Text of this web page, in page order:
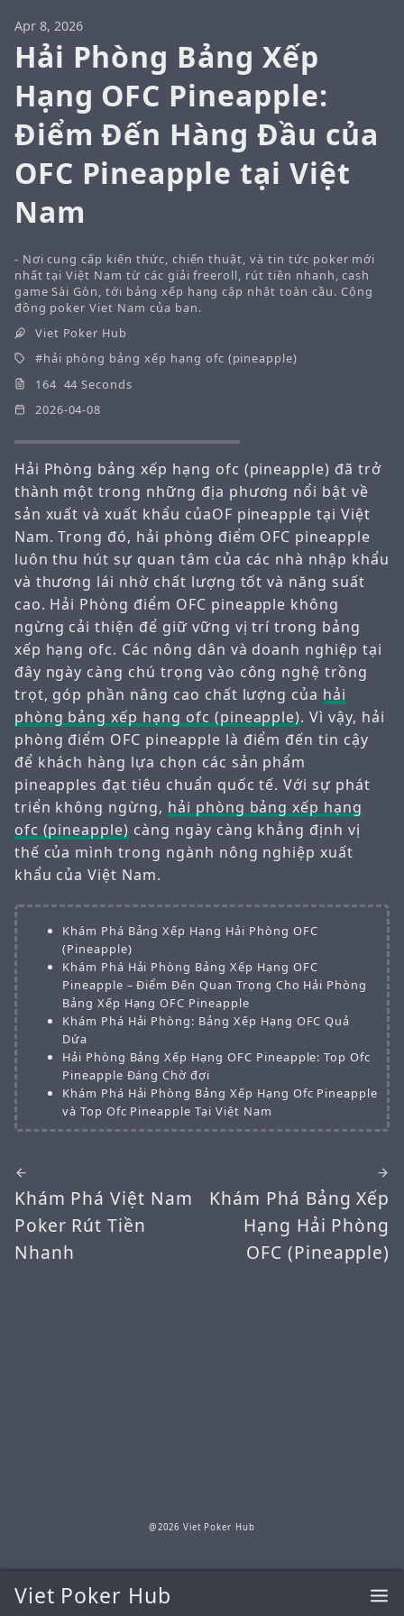
Viet Poker Hub
Apr 8, 2026
Hải Phòng Bảng Xếp
Hạng OFC Pineapple:
Điểm Đến Hàng Đầu của
OFC Pineapple tại Việt
Nam
- Nơi cung cấp kiến thức, chiến thuật, và tin tức poker mới
nhất tại Việt Nam từ các giải freeroll, rút tiền nhanh, cash
game Sài Gòn, tới bảng xếp hạng cập nhật toàn cầu. Cộng
đồng poker Viet Nam của bạn.
Viet Poker Hub
hải phòng bảng xếp hạng ofc (pineapple)
164 44 Seconds
2026-04-08
Hải Phòng bảng xếp hạng ofc (pineapple) đã trở
thành một trong những địa phương nổi bật về
sản xuất và xuất khẩu củaOF pineapple tại Việt
Nam. Trong đó, hải phòng điểm OFC pineapple
luôn thu hút sự quan tâm của các nhà nhập khẩu
và thương lái nhờ chất lượng tốt và năng suất
cao. Hải Phòng điểm OFC pineapple không
ngừng cải thiện để giữ vững vị trí trong bảng
xếp hạng ofc. Các nông dân và doanh nghiệp tại
đây ngày càng chú trọng vào công nghệ trồng
trọt, góp phần nâng cao chất lượng của hải
phòng bảng xếp hạng ofc (pineapple). Vì vậy, hải
phòng điểm OFC pineapple là điểm đến tin cậy
để khách hàng lựa chọn các sản phẩm
pineapples đạt tiêu chuẩn quốc tế. Với sự phát
triển không ngừng, hải phòng bảng xếp hạng
ofc (pineapple) càng ngày càng khẳng định vị
thế của mình trong ngành nông nghiệp xuất
khẩu của Việt Nam.
Khám Phá Bảng Xếp Hạng Hải Phòng OFC
(Pineapple)
Khám Phá Hải Phòng Bảng Xếp Hạng OFC
Pineapple – Điểm Đến Quan Trọng Cho Hải Phòng
Bảng Xếp Hạng OFC Pineapple
Khám Phá Hải Phòng: Bảng Xếp Hạng OFC Quả
Dứa
Hải Phòng Bảng Xếp Hạng OFC Pineapple: Top Ofc
Pineapple Đáng Chờ đợi
Khám Phá Hải Phòng Bảng Xếp Hạng Ofc Pineapple
và Top Ofc Pineapple Tại Việt Nam
Khám Phá Việt Nam
Poker Rút Tiền
Nhanh
Khám Phá Bảng Xếp
Hạng Hải Phòng
OFC (Pineapple)
@2026 Viet Poker Hub